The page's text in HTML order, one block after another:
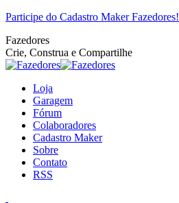
Pular
o
conteúdo
Facebook
Twitter
Google+
YouTube
Website
Rss
Participe do Cadastro Maker Fazedores!
Fazedores
Crie, Construa e Compartilhe
Loja
Garagem
Fórum
Colaboradores
Cadastro Maker
Sobre
Contato
RSS